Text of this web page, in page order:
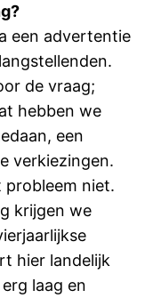
een advertentie
de vraag;
hebben we
een
verkiezingen.
probleem niet.
krijgen we
hier landelijk
laag en